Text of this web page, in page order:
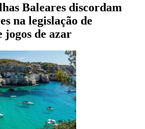
Baleares discordam
na legislação de
jogos de azar